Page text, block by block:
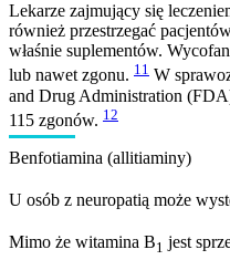
Lekarze zajmujący się
również przestrzegać
właśnie suplementów.
lub nawet zgonu. 11 W
and Drug Administration
115 zgonów. 12
Benfotiamina (allitiaminy)
U osób z neuropatią może
Mimo że witamina B1 jest